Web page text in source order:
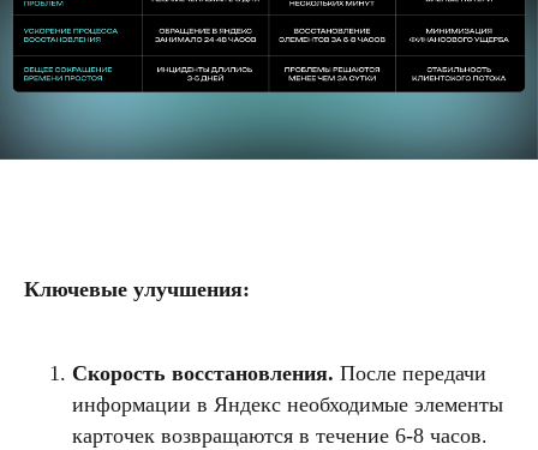
Ключевые улучшения:
Скорость восстановления. После передачи
информации в Яндекс необходимые элементы
карточек возвращаются в течение 6-8 часов.